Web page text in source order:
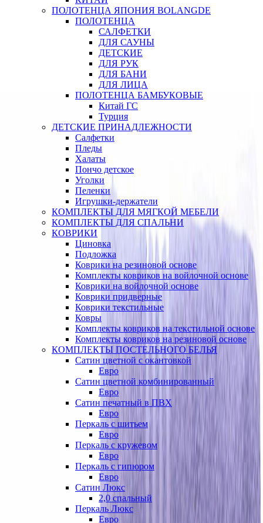
ПОЛОТЕНЦА ЯПОНИЯ BOLANGDE
ПОЛОТЕНЦА
САЛФЕТКИ
ДЛЯ САУНЫ
ДЕТСКИЕ
ДЛЯ РУК
ДЛЯ БАНИ
ДЛЯ ЛИЦА
ПОЛОТЕНЦА БАМБУКОВЫЕ
Китай ГС
Турция
ДЕТСКИЕ ПРИНАДЛЕЖНОСТИ
Салфетки
Пледы
Халаты
Пончо детское
Уголки
Пеленки
Игрушки-держатели
КОМПЛЕКТЫ ДЛЯ МЯГКОЙ МЕБЕЛИ
КОМПЛЕКТЫ ДЛЯ СПАЛЬНИ
КОВРИКИ
Циновка
Подложка
Коврики на резиновой основе
Комплекты ковриков на войлочной основе
Коврики на войлочной основе
Коврики придверные
Коврики текстильные
Ковры
Комплекты ковриков на текстильной основе
Комплекты ковриков на резиновой основе
КОМПЛЕКТЫ ПОСТЕЛЬНОГО БЕЛЬЯ
Сатин цветной с окантовкой
Евро
Сатин цветной комбинированный
Евро
Сатин печатный в ПВХ
Евро
Перкаль с шитьем
Евро
Перкаль с кружевом
Евро
Перкаль с гипюром
Евро
Сатин Люкс
2,0 спальный
Перкаль Люкс
Евро